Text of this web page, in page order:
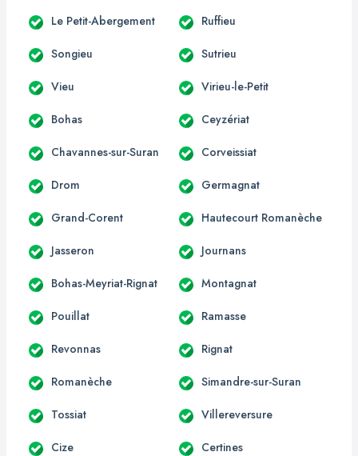
Le Petit-Abergement Ruffieu
Songieu Sutrieu
Vieu Virieu-le-Petit
Bohas Ceyzériat
Chavannes-sur-Suran Corveissiat
Drom Germagnat
Grand-Corent Hautecourt Romanèche
Jasseron Journans
Bohas-Meyriat-Rignat Montagnat
Pouillat Ramasse
Revonnas Rignat
Romanèche Simandre-sur-Suran
Tossiat Villereversure
Cize Certines